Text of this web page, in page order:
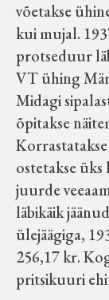
võetakse
kui mujal.
protseduur
VT ühing
Midagi
õpitakse
ostetakse
juurde
läbikäik
ülejäägiga,
256,17 kr.
pritsikuuri